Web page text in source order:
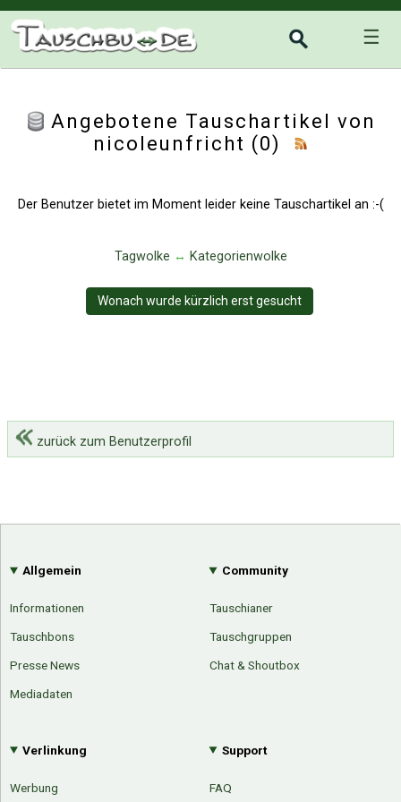
☰
Angebotene Tauschartikel von
nicoleunfricht (0)
Der Benutzer bietet im Moment leider keine Tauschartikel an :-(
Tagwolke ↔ Kategorienwolke
Wonach wurde kürzlich erst gesucht
zurück zum Benutzerprofil
Allgemein
Informationen
Tauschbons
Presse News
Mediadaten
Community
Tauschianer
Tauschgruppen
Chat & Shoutbox
Verlinkung
Werbung
Support
FAQ